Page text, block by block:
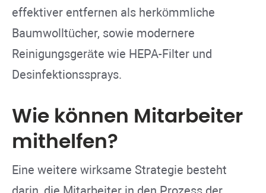
effektiver entfernen als herkömmliche
Baumwolltücher, sowie modernere
Reinigungsgeräte wie HEPA-Filter und
Desinfektionssprays.
Wie können Mitarbeiter
mithelfen?
Eine weitere wirksame Strategie besteht